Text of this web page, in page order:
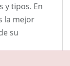
y tipos. En
la mejor
su